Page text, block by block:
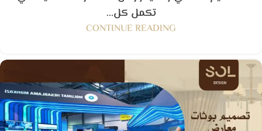
تكمل كل...
CONTINUE READING